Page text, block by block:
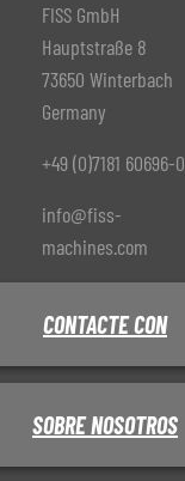
FISS GmbH
Hauptstraße 8
73650 Winterbach
Germany
+49 (0)7181 60696-0
info@fiss-
machines.com
CONTACTE CON
SOBRE NOSOTROS